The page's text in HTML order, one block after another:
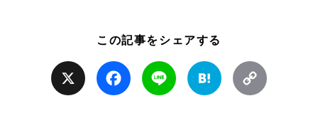
この記事をシェアする
Facebook Line Hatena